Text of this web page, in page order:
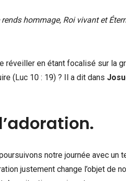
rends hommage, Roi vivant et
réveiller en étant focalisé sur la
(Luc 10 : 19) ? Il a dit dans
notre journée avec
justement change l’objet de